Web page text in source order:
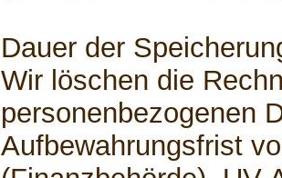
Dauer der
Wir löschen die
personenbezogenen
Aufbewahrungsfrist